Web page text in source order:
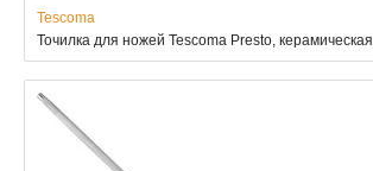
Tescoma
Точилка для ножей Tescoma Presto, керамическая